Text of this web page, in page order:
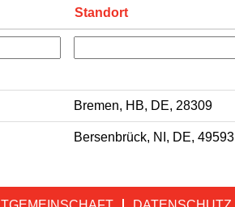
Standort
Bremen, HB, DE, 28309
Bersenbrück, NI, DE, 49593